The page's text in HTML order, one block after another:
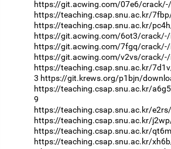
https://git.acwing.com/07e6/
https://teaching.csap.snu.ac.kr/
https://teaching.csap.snu.ac.kr/
https://git.acwing.com/6ot3/
https://git.acwing.com/7fgq/
https://git.acwing.com/v2vs/
https://teaching.csap.snu.ac.kr/
3 https://git.krews.org/p1bjn/
https://teaching.csap.snu.ac.kr/
9
https://teaching.csap.snu.ac.kr/
https://teaching.csap.snu.ac.kr/
https://teaching.csap.snu.ac.kr/
https://teaching.csap.snu.ac.kr/